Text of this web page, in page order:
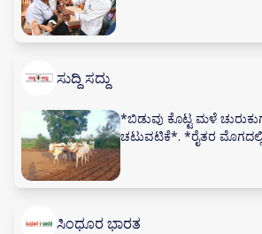
ಸುದ್ದಿ ಸದ್ದು
*ಬಿಡುವು ಕೊಟ್ಟ ಮಳೆ
ಚಟುವಟಿಕೆ*. *ರೈತರ
ಸಿಂಧೂರ ಭಾರತ